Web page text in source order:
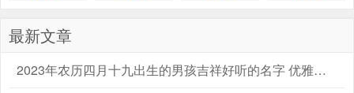
最新文章
2023年农历四月十九出生的男孩吉祥好听的名字 优雅的兔男宝宝名字大全